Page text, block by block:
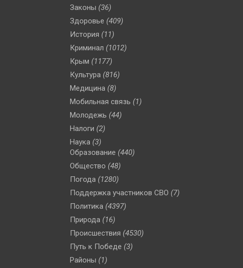
Законы (36)
Здоровье (409)
История (11)
Криминал (1012)
Крым (1177)
Культура (816)
Медицина (8)
Мобильная связь (1)
Молодежь (44)
Налоги (2)
Наука (3)
Образование (440)
Общество (48)
Погода (1280)
Поддержка участников СВО (7)
Политика (4397)
Природа (16)
Происшествия (4530)
Путь к Победе (3)
Районы (1)